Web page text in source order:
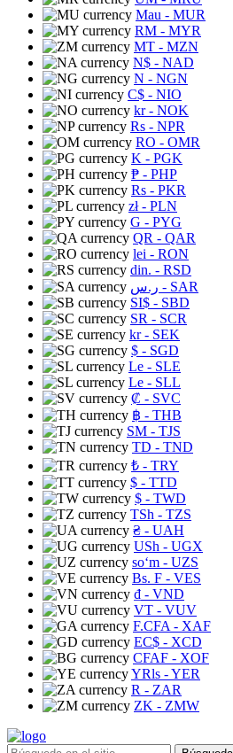
Mau - MUR
RM - MYR
MT - MZN
N$ - NAD
N - NGN
C$ - NIO
kr- NOK
Rs - NPR
RO - OMR
K - PGK
₱ - PHP
Rs - PKR
zł- PLN
G - PYG
QR - QAR
lei - RON
din. - RSD
ر.س - SAR
SI$ - SBD
SR - SCR
kr- SEK
$ - SGD
Le - SLE
Le - SLL
₡ - SVC
฿ - THB
ЅМ - TJS
TD - TND
₺ - TRY
$ - TTD
$ - TWD
TSh - TZS
₴ - UAH
USh - UGX
soʻm - UZS
Bs. F - VES
₫ - VND
VT - VUV
F.CFA - XAF
EC$ - XCD
CFAF - XOF
YRls - YER
R - ZAR
ZK - ZMW